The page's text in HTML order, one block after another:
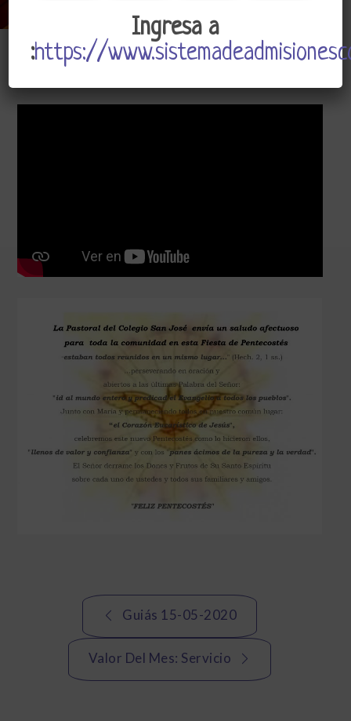
Navegación
entradas
Guiás 15-05-2020
Valor Del Mes: Servicio
Ingresa a
:https://